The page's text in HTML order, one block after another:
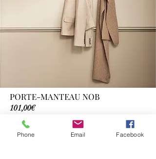
PORTE-MANTEAU NOB
101,00€
Dimensions :
5,60x50x5,50cm
Phone Email Facebook